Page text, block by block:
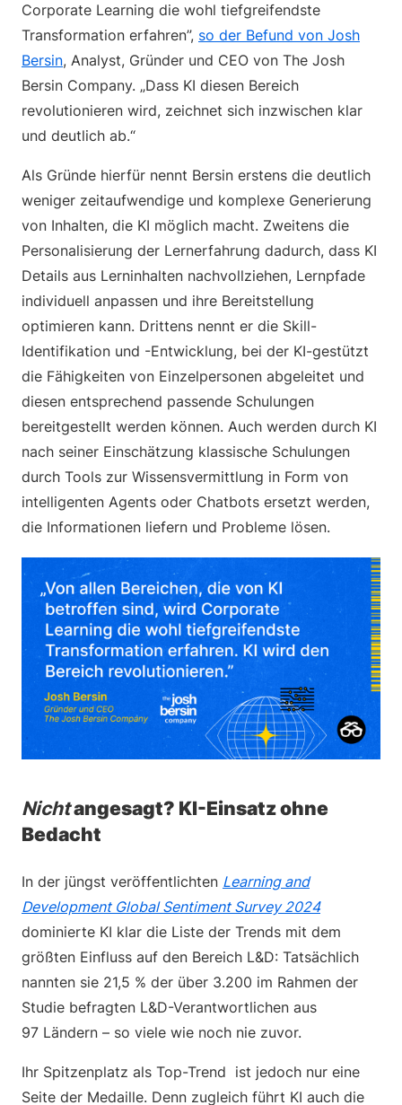
Corporate Learning die wohl tiefgreifendste
Transformation erfahren”, so der Befund von Josh
Bersin, Analyst, Gründer und CEO von The Josh
Bersin Company. „Dass KI diesen Bereich
revolutionieren wird, zeichnet sich inzwischen klar
und deutlich ab.“
Als Gründe hierfür nennt Bersin erstens die deutlich
weniger zeitaufwendige und komplexe Generierung
von Inhalten, die KI möglich macht. Zweitens die
Personalisierung der Lernerfahrung dadurch, dass KI
Details aus Lerninhalten nachvollziehen, Lernpfade
individuell anpassen und ihre Bereitstellung
optimieren kann. Drittens nennt er die Skill-
Identifikation und -Entwicklung, bei der KI-gestützt
die Fähigkeiten von Einzelpersonen abgeleitet und
diesen entsprechend passende Schulungen
bereitgestellt werden können. Auch werden durch KI
nach seiner Einschätzung klassische Schulungen
durch Tools zur Wissensvermittlung in Form von
intelligenten Agents oder Chatbots ersetzt werden,
die Informationen liefern und Probleme lösen.
Nichtangesagt? KI-Einsatz ohne
Bedacht
In der jüngst veröffentlichten Learning and
Development Global Sentiment Survey 2024
dominierte KI klar die Liste der Trends mit dem
größten Einfluss auf den Bereich L&D: Tatsächlich
nannten sie 21,5 % der über 3.200 im Rahmen der
Studie befragten L&D-Verantwortlichen aus
97 Ländern – so viele wie noch nie zuvor.
Ihr Spitzenplatz als Top-Trend ist jedoch nur eine
Seite der Medaille. Denn zugleich führt KI auch die